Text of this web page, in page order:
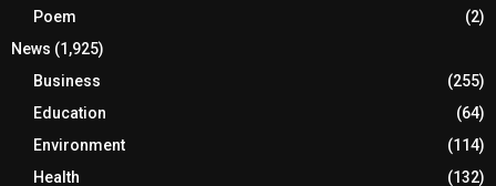
Poem
(2)
News (1,925)
Business
(255)
Education
(64)
Environment
(114)
Health
(132)